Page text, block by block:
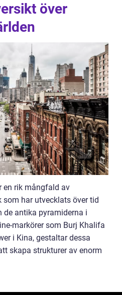
över
en rik mångfald av
har utvecklats över tid
de antika pyramiderna i
markörer som Burj Khalifa
i Kina, gestaltar dessa
skapa strukturer av enorm